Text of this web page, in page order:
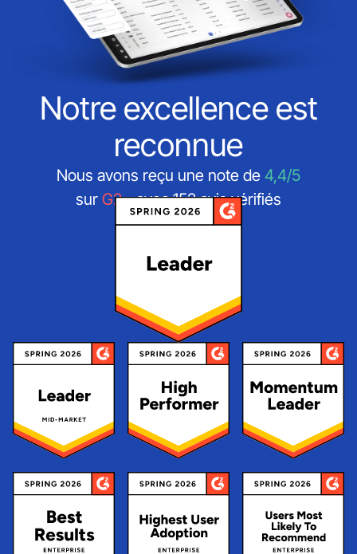
Notre excellence est
reconnue
Nous avons reçu une note de 4,4/5
sur G2- avec 152 avis vérifiés